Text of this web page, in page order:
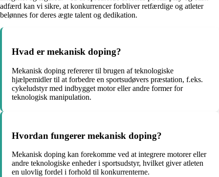
adfærd kan vi sikre, at konkurrencer forbliver retfærdige og atleter
belønnes for deres ægte talent og dedikation.
Hvad er mekanisk doping?
Mekanisk doping refererer til brugen af teknologiske
hjælpemidler til at forbedre en sportsudøvers præstation, f.eks.
cykeludstyr med indbygget motor eller andre former for
teknologisk manipulation.
Hvordan fungerer mekanisk doping?
Mekanisk doping kan forekomme ved at integrere motorer eller
andre teknologiske enheder i sportsudstyr, hvilket giver atleten
en ulovlig fordel i forhold til konkurrenterne.